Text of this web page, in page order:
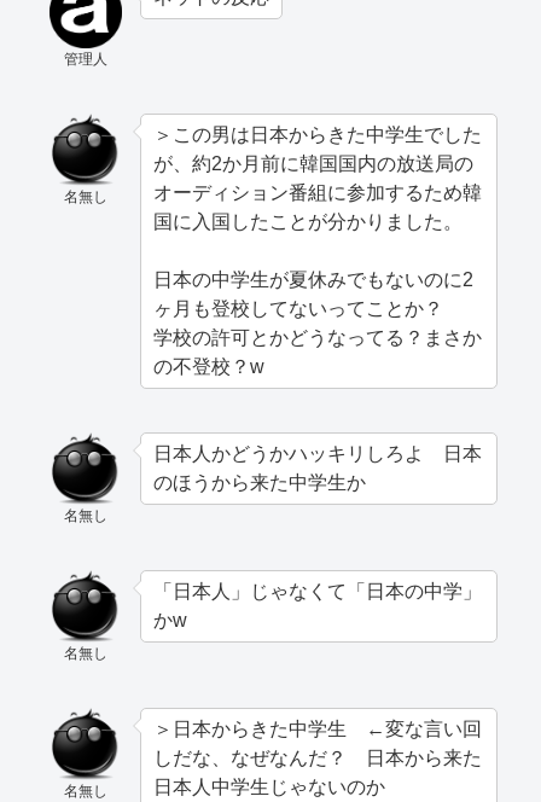
管理人
名無し
＞この男は日本からきた中学生でした
が、約2か月前に韓国国内の放送局の
オーディション番組に参加するため韓
国に入国したことが分かりました。
日本の中学生が夏休みでもないのに2
ヶ月も登校してないってことか？
学校の許可とかどうなってる？まさか
の不登校？w
名無し
日本人かどうかハッキリしろよ 日本
のほうから来た中学生か
名無し
「日本人」じゃなくて「日本の中学」
かw
名無し
＞日本からきた中学生 ←変な言い回
しだな、なぜなんだ？ 日本から来た
日本人中学生じゃないのか